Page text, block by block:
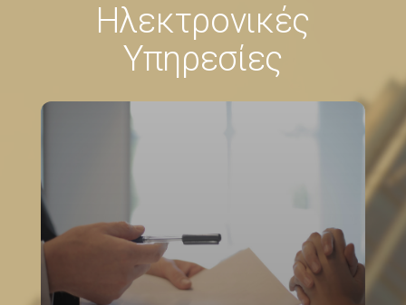
Ηλεκτρονικές
Υπηρεσίες